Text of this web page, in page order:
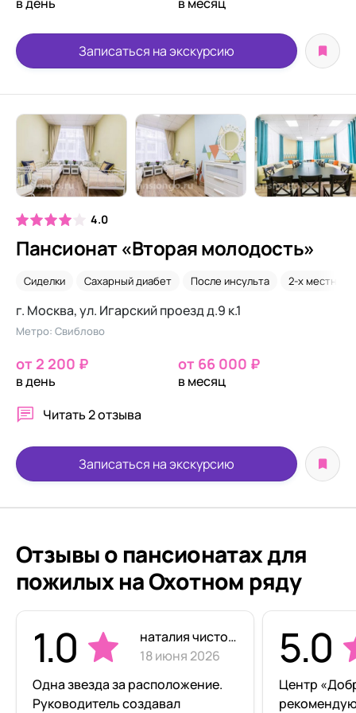
Записаться на экскурсию
4.0
Пансионат «Вторая молодость»
Сиделки Сахарный диабет После инсульта 2-х местная
г. Москва, ул. Игарский проезд д.9 к.1
Метро: Свиблово
от 2 200 ₽
в день
от 66 000 ₽
в месяц
Читать2 отзыва
Записаться на экскурсию
Отзывы о пансионатах для
пожилых на Охотном ряду
1.0
наталия чистова
18 июня 2026
Одна звезда за расположение.
Руководитель создавал
5.0
Центр